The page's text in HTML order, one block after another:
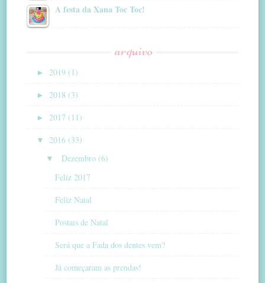
A festa da Xana Toc Toc!
arquivo
► 2019 (1)
► 2018 (3)
► 2017 (11)
▼ 2016 (33)
▼
Dezembro (6)
Feliz 2017
Feliz Natal
Postais de Natal
Será que a Fada dos dentes vem?
Já começaram as prendas!